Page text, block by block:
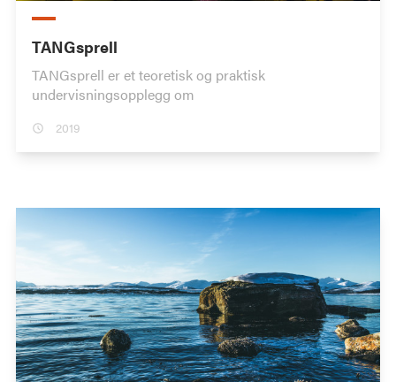
TANGsprell
TANGsprell er et teoretisk og praktisk
undervisningsopplegg om
2019